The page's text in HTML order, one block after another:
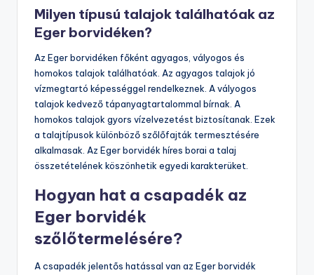
Milyen típusú talajok találhatóak az
Eger borvidéken?
Az Eger borvidéken főként agyagos, vályogos és
homokos talajok találhatóak. Az agyagos talajok jó
vízmegtartó képességgel rendelkeznek. A vályogos
talajok kedvező tápanyagtartalommal bírnak. A
homokos talajok gyors vízelvezetést biztosítanak. Ezek
a talajtípusok különböző szőlőfajták termesztésére
alkalmasak. Az Eger borvidék híres borai a talaj
összetételének köszönhetik egyedi karakterüket.
Hogyan hat a csapadék az
Eger borvidék
szőlőtermelésére?
A csapadék jelentős hatással van az Eger borvidék